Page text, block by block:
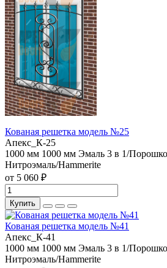
Кованая решетка модель №25
Апекс_К-25
1000 мм 1000 мм Эмаль 3 в 1/
Нитроэмаль/Hammerite
от 5 060 ₽
Купить
Кованая решетка модель №41
Апекс_К-41
1000 мм 1000 мм Эмаль 3 в 1/
Нитроэмаль/Hammerite